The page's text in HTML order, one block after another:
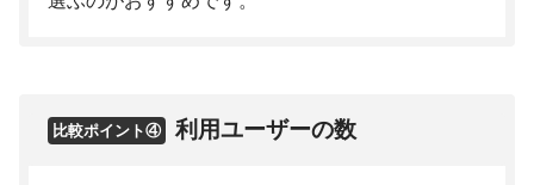
比較ポイント④ 利用ユーザーの数